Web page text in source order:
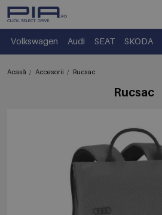
Volkswagen Audi SEAT SKODA
Acasă Accesorii Rucsac
Rucsac